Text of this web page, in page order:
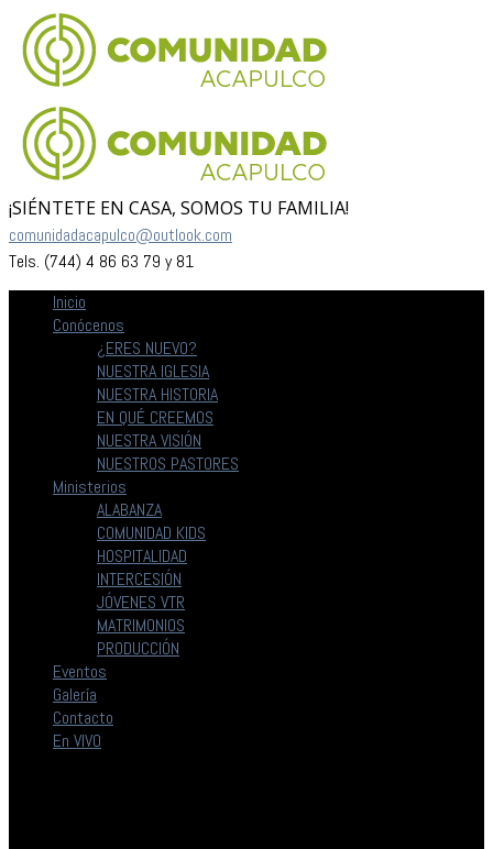
¡SIÉNTETE EN CASA, SOMOS TU FAMILIA!
comunidadacapulco@outlook.com
Tels. (744) 4 86 63 79 y 81
Inicio
Conócenos
¿ERES NUEVO?
NUESTRA IGLESIA
NUESTRA HISTORIA
EN QUÉ CREEMOS
NUESTRA VISIÓN
NUESTROS PASTORES
Ministerios
ALABANZA
COMUNIDAD KIDS
HOSPITALIDAD
INTERCESIÓN
JÓVENES VTR
MATRIMONIOS
PRODUCCIÓN
Eventos
Galería
Contacto
En VIVO